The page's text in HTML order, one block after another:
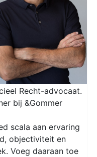
Recht-advocaat.
bij &Gommer
scala aan ervaring
objectiviteit en
Voeg daaraan toe